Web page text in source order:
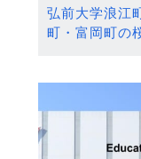
弘前大学浪江
町・富岡町の